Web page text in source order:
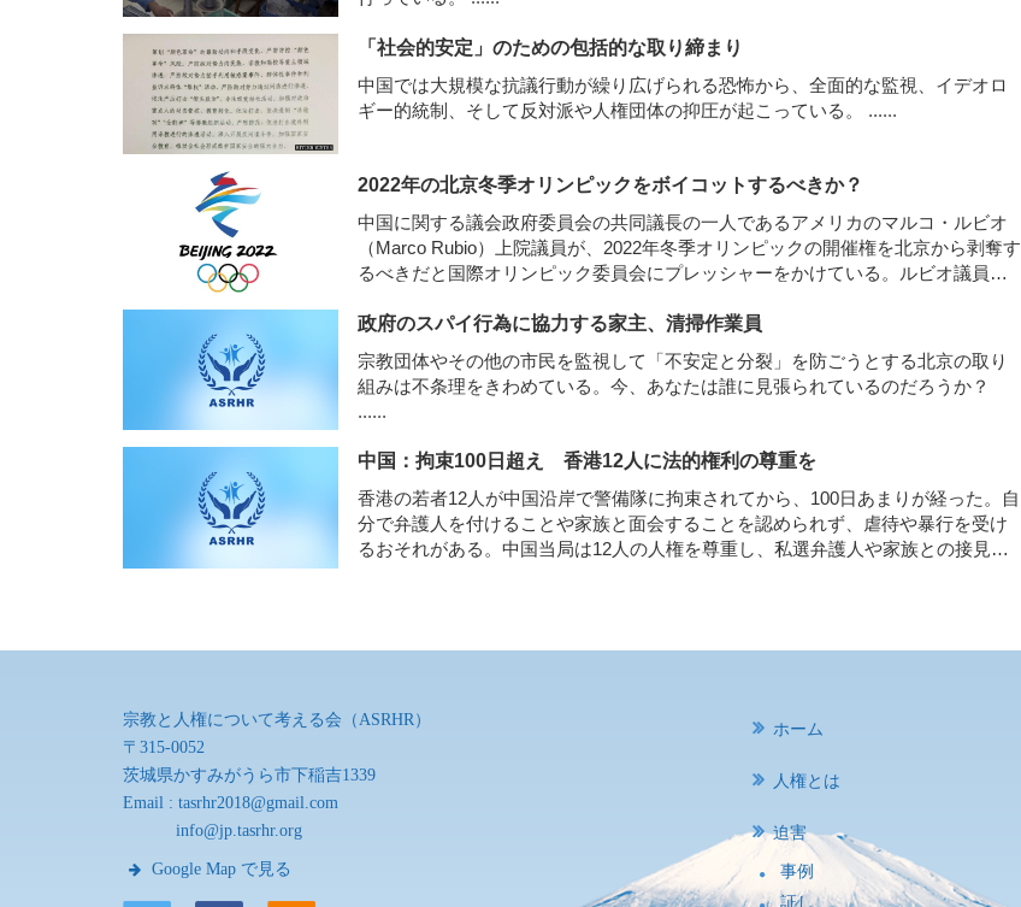
「社会的安定」のための包括的な取り締まり
中国では大規模な抗議行動が繰り広げられる恐怖から、全面的な監視、イデオロ
ギー的統制、そして反対派や人権団体の抑圧が起こっている。 ......
2022年の北京冬季オリンピックをボイコットするべきか？
中国に関する議会政府委員会の共同議長の一人であるアメリカのマルコ・ルビオ
（Marco Rubio）上院議員が、2022年冬季オリンピックの開催権を北京から剥奪す
るべきだと国際オリンピック委員会にプレッシャーをかけている。ルビオ議員
精神と相反すると主張している。......
政府のスパイ行為に協力する家主、清掃作業員
宗教団体やその他の市民を監視して「不安定と分裂」を防ごうとする北京の取り
組みは不条理をきわめている。今、あなたは誰に見張られているのだろうか？
......
中国：拘束100日超え 香港12人に法的権利の尊重を
香港の若者12人が中国沿岸で警備隊に拘束されてから、100日あまりが経った。自
分で弁護人を付けることや家族と面会することを認められず、虐待や暴行を受け
るおそれがある。中国当局は12人の人権を尊重し、私選弁護人や家族との接見を
宗教と人権について考える会（ASRHR）
〒315-0052
茨城県かすみがうら市下稲吉1339
Email : tasrhr2018@gmail.com
info@jp.tasrhr.org
Google Map で見る
ホーム
人権とは
迫害
事例
証し